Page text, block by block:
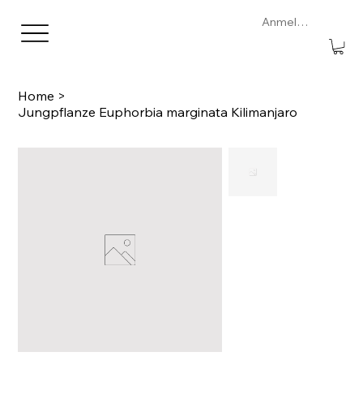
Anmelden
Home >
Jungpflanze Euphorbia marginata Kilimanjaro